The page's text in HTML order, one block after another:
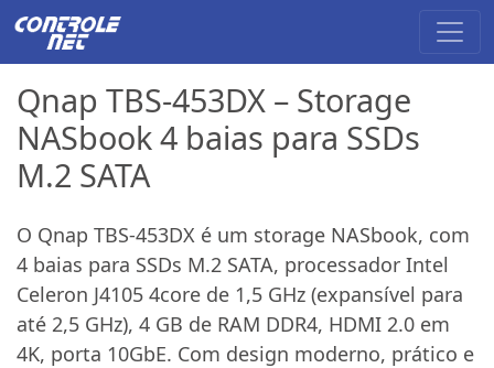
Qnap TBS-453DX – Storage
NASbook 4 baias para SSDs
M.2 SATA
O Qnap TBS-453DX é um storage NASbook, com
4 baias para SSDs M.2 SATA, processador Intel
Celeron J4105 4core de 1,5 GHz (expansível para
até 2,5 GHz), 4 GB de RAM DDR4, HDMI 2.0 em
4K, porta 10GbE. Com design moderno, prático e